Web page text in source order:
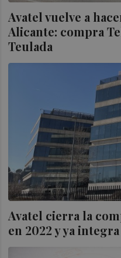
Avatel vuelve a
Alicante: compra
Teulada
Avatel cierra la
en 2022 y ya